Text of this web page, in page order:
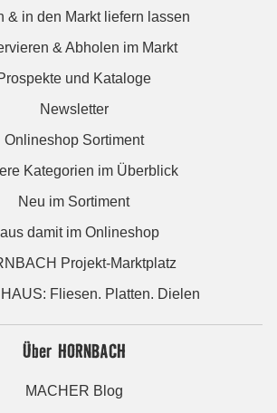
& in den Markt liefern lassen
& Abholen im Markt
und Kataloge
Newsletter
Onlineshop Sortiment
Kategorien im Überblick
Neu im Sortiment
damit im Onlineshop
Projekt-Marktplatz
Fliesen. Platten. Dielen
Über HORNBACH
MACHER Blog